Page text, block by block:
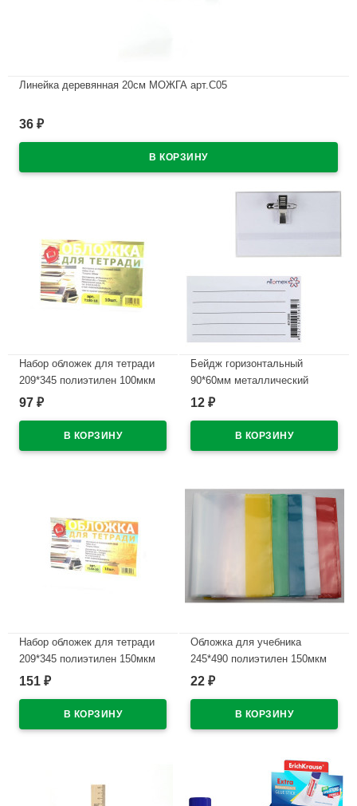
Линейка деревянная 20см МОЖГА арт.С05
36 ₽
Набор обложек для тетради
209*345 полиэтилен 100мкм
10 штук в наборе арт Т100-10
97 ₽
Бейдж горизонтальный
90*60мм металлический
зажим-булавка deVENTE
12 ₽
Набор обложек для тетради
209*345 полиэтилен 150мкм
10 штук в наборе арт Т150-10
151 ₽
Обложка для учебника
245*490 полиэтилен 150мкм
универсальная М арт У 245
22 ₽